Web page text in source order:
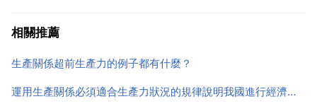
動技能的勞動者。它是社會發展的內在動力基礎.人類運
相關推薦
生產關係超前生產力的例子都有什麼？
運用生產關係必須適合生產力狀況的規律說明我國進行經濟體質改革的意義馬克思主義哲學》上的題目